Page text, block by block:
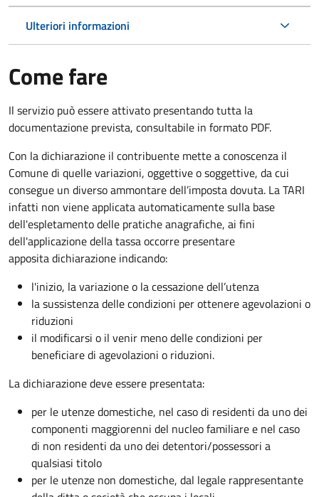
Ulteriori informazioni
Come fare
Il servizio può essere attivato presentando tutta la
documentazione prevista, consultabile in formato PDF.
Con la dichiarazione il contribuente mette a conoscenza il
Comune di quelle variazioni, oggettive o soggettive, da cui
consegue un diverso ammontare dell’imposta dovuta. La TARI
infatti non viene applicata automaticamente sulla base
dell'espletamento delle pratiche anagrafiche, ai fini
dell'applicazione della tassa occorre presentare
apposita dichiarazione indicando:
l'inizio, la variazione o la cessazione dell’utenza
la sussistenza delle condizioni per ottenere agevolazioni o
riduzioni
il modificarsi o il venir meno delle condizioni per
beneficiare di agevolazioni o riduzioni.
La dichiarazione deve essere presentata:
per le utenze domestiche, nel caso di residenti da uno dei
componenti maggiorenni del nucleo familiare e nel caso
di non residenti da uno dei detentori/possessori a
qualsiasi titolo
per le utenze non domestiche, dal legale rappresentante